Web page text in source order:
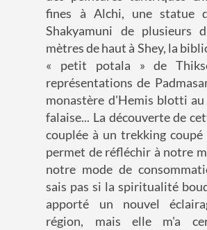
fines à Alchi, une statue
Shakyamuni de plusieurs
mètres de haut à Shey, la
« petit potala » de
représentations de
monastère d'Hemis blotti
falaise... La découverte de
couplée à un trekking coupé
permet de réfléchir à notre
notre mode de
sais pas si la spiritualité
apporté un nouvel
région, mais elle m'a